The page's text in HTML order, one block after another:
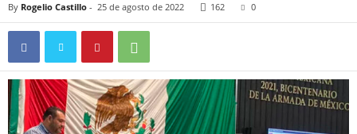
By Rogelio Castillo - 25 de agosto de 2022 162 0